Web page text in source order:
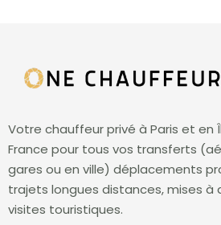
Votre chauffeur privé à Paris et en
France pour tous vos transferts
gares ou en ville) déplacements
trajets longues distances, mises à
visites touristiques.